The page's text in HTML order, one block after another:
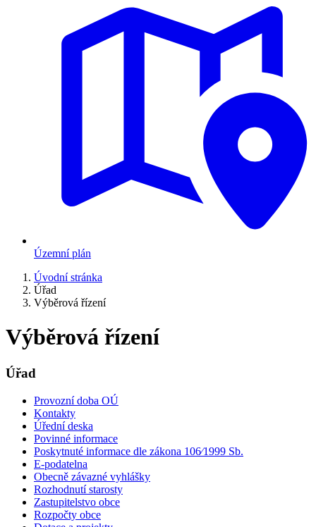
Územní plán
Úvodní stránka
Úřad
Výběrová řízení
Výběrová řízení
Úřad
Provozní doba OÚ
Kontakty
Úřední deska
Povinné informace
Poskytnuté informace dle zákona 106⁄1999 Sb.
E-podatelna
Obecně závazné vyhlášky
Rozhodnutí starosty
Zastupitelstvo obce
Rozpočty obce